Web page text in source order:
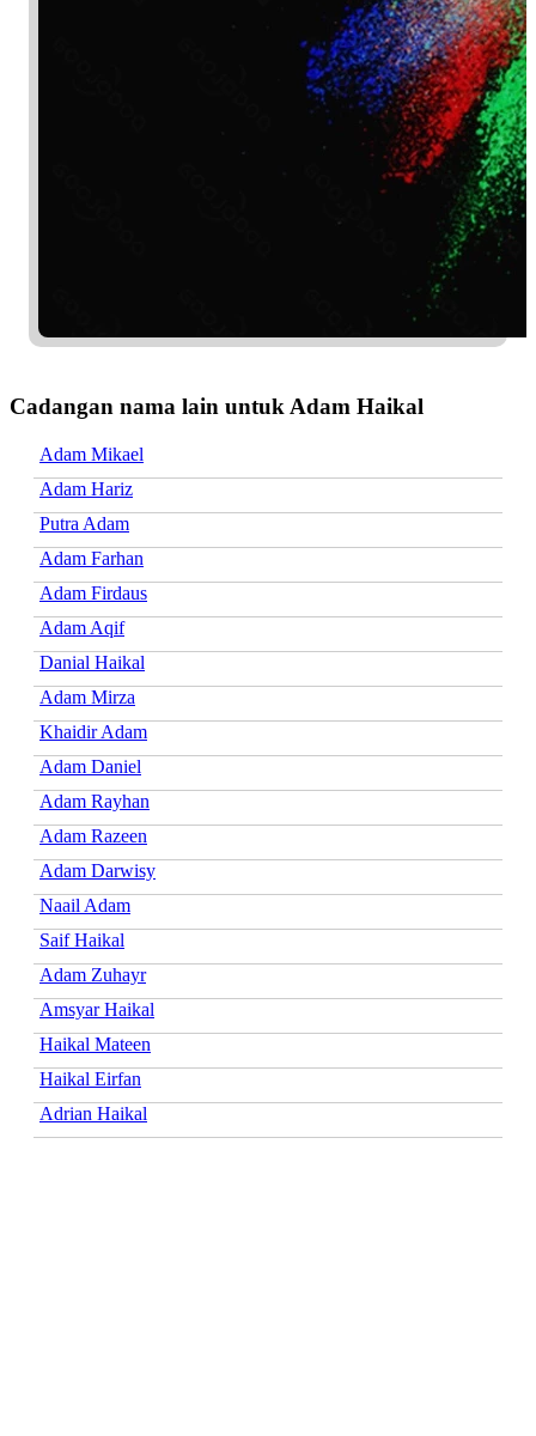
Cadangan nama lain untuk Adam Haikal
Adam Mikael
Adam Hariz
Putra Adam
Adam Farhan
Adam Firdaus
Adam Aqif
Danial Haikal
Adam Mirza
Khaidir Adam
Adam Daniel
Adam Rayhan
Adam Razeen
Adam Darwisy
Naail Adam
Saif Haikal
Adam Zuhayr
Amsyar Haikal
Haikal Mateen
Haikal Eirfan
Adrian Haikal